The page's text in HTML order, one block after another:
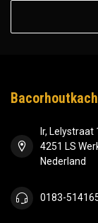
Ir, Lelystraat
4251 LS
Nederland
0183-